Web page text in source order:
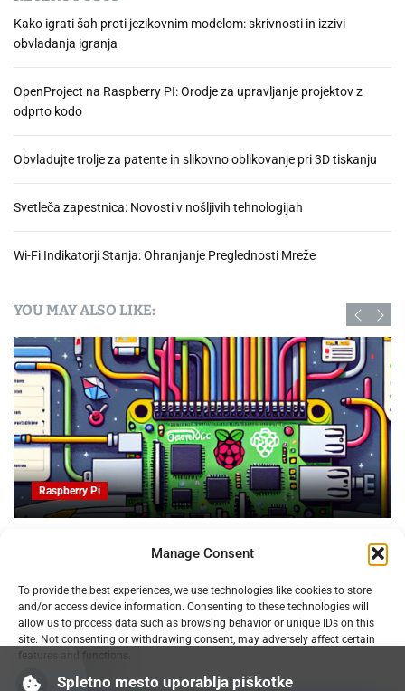
Manage Consent
To provide the best experiences, we use technologies like cookies to store
and/or access device information. Consenting to these technologies will
allow us to process data such as browsing behavior or unique IDs on this
site. Not consenting or withdrawing consent, may adversely affect certain
features and functions.
Manage services
Kako igrati šah proti jezikovnim modelom: skrivnosti in izzivi
obvladanja igranja
OpenProject na Raspberry PI: Orodje za upravljanje projektov z
odprto kodo
Obvladujte trolje za patente in slikovno oblikovanje pri 3D tiskanju
Svetleča zapestnica: Novosti v nošljivih tehnologijah
Wi-Fi Indikatorji Stanja: Ohranjanje Preglednosti Mreže
YOU MAY ALSO LIKE:
Raspberry Pi
Obvladujte trolje za patente in
3D tiskanju
07.02.2025
Spletno mesto uporablja piškotke